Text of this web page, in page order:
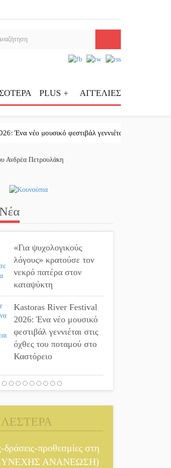
PLUS + ΑΓΓΕΛΙΕΣ
μουσικό φεστιβάλ γεννιέται στις όχθες του
κλίκ της ημέρας
Ανδρέα Πετρουλάκη
«Για ψυχολογικούς
λόγους» κρατούσε τον
νεκρό πατέρα στον
καταψύκτη
Kastoras River Festival
2026: Ένα νέο μουσικό
φεστιβάλ γεννιέται στις
όχθες του ποταμού στο
Καστόρειο
Τα ζάρια παίρνουν
Τουρνουά Τάβλι
Αυθεντικό γλέντι με
«Γιορτή Βραστού» στη
προθεσμίες στη
ΑΝΑΝΕΩΣΗ)